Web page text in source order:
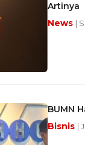
Artinya
News |
BUMN
Bisnis |